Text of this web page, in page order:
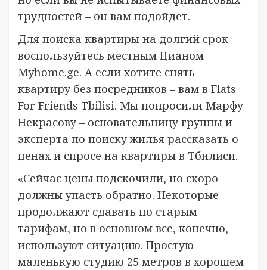
трудностей – он вам подойдет.
Для поиска квартиры на долгий срок
воспользуйтесь местным Цианом –
Myhome.ge. А если хотите снять
квартиру без посредников – вам в Flats
For Friends Tbilisi. Мы попросили Марфу
Некрасову – основательницу группы и
эксперта по поиску жилья рассказать о
ценах и спросе на квартиры в Тбилиси.
«Сейчас цены подскочили, но скоро
должны упасть обратно. Некоторые
продолжают сдавать по старым
тарифам, но в основном все, конечно,
используют ситуацию. Простую
маленькую студию 25 метров в хорошем